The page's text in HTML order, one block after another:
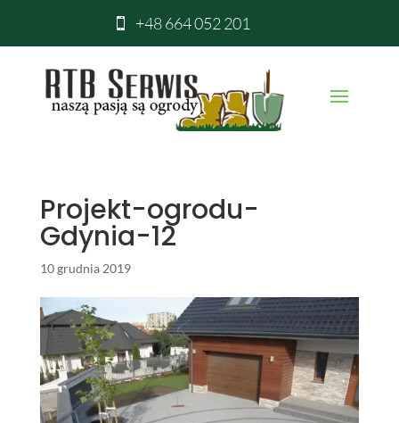
 +48 664 052 201
Projekt-ogrodu-
Gdynia-12
10 grudnia 2019